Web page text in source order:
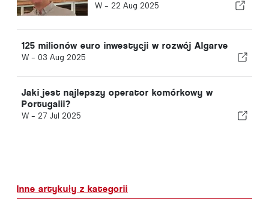
W - 22 Aug 2025
125 milionów euro inwestycji w rozwój Algarve
W - 03 Aug 2025
Jaki jest najlepszy operator komórkowy w
Portugalii?
W - 27 Jul 2025
Inne artykuły z kategorii